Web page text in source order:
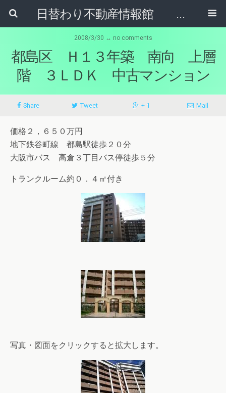
日替わり不動産情報館 リア･ライブログ
2008/3/30 ↔ no comments
都島区 Ｈ１３年築 南向 上層
階 ３ＬＤＫ 中古マンション
Share Tweet + 1 Mail
価格２，６５０万円
地下鉄谷町線 都島駅徒歩２０分
大阪市バス 高倉３丁目バス停徒歩５分
トランクルーム約０．４㎡付き
写真・図面をクリックすると拡大します。